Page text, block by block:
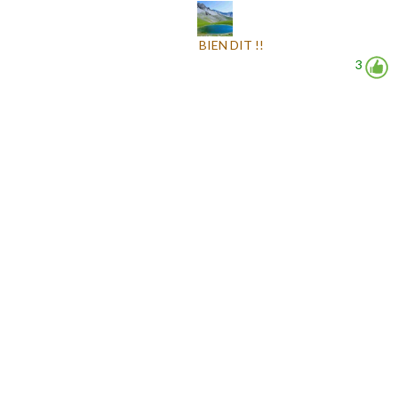
3
BIEN DIT !!